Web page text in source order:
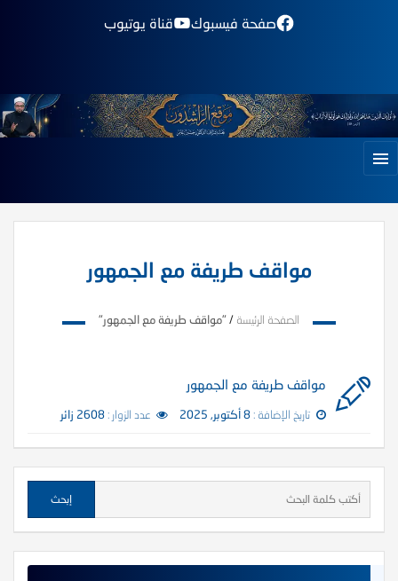
صفحة فيسبوك قناة يوتيوب
مواقف طريفة مع الجمهور
الصفحة الرئيسة /"مواقف طريفة مع الجمهور"
مواقف طريفة مع الجمهور
تاريخ الإضافة :8 أكتوبر, 2025 عدد الزوار :2608 زائر